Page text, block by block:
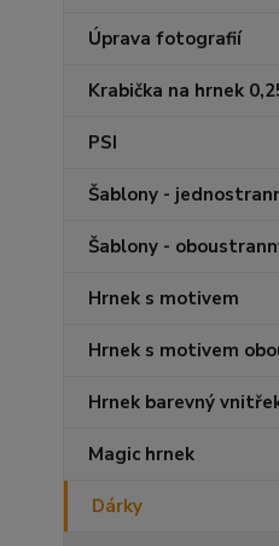
Úprava fotografií
Krabička na hrnek
PSI
Šablony -
Šablony -
Hrnek s motivem
Hrnek s motivem
Hrnek barevný
Magic hrnek
Dárky